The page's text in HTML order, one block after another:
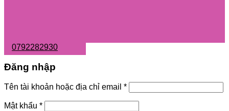
0792282930
Đăng nhập
Tên tài khoản hoặc địa chỉ email *
Mật khẩu *